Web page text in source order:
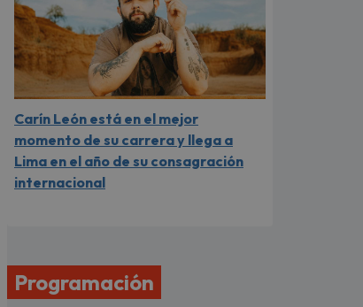
Carín León está en el mejor
momento de su carrera y llega a
Lima en el año de su consagración
internacional
Programación